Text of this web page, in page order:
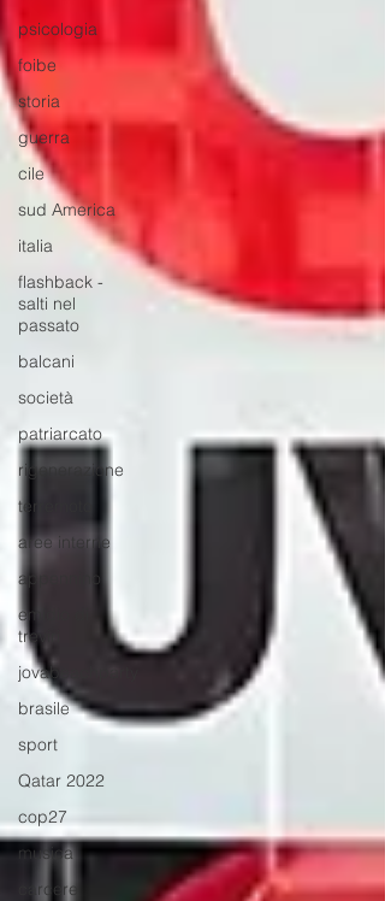
psicologia
foibe
storia
guerra
cile
sud America
italia
flashback -
salti nel
passato
balcani
società
patriarcato
rigenerazione
terremoto
aree interne
appennino
emidio di
treviri
jovabeachparty
brasile
sport
Qatar 2022
cop27
musica
carcere